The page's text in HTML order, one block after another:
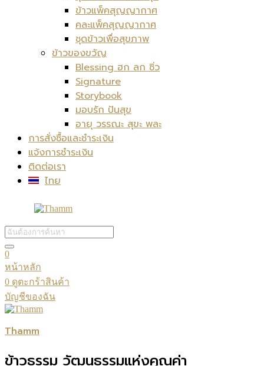
ข้าวแพ็คสุญญากาศ
คละแพ็คสุญญากาศ
ชุดข้าวเพื่อสุขภาพ
ข้าวของขวัญ
Blessing ฮก ลก ซิ่ว
Signature
Storybook
มอบรัก ปันสุข
อายุ วรรณะ สุขะ พละ
การสั่งซื้อและชำระเงิน
แจ้งการชำระเงิน
ติดต่อเรา
ไทย
0
หน้าหลัก
0 ดูตะกร้าสินค้า
บัญชีของฉัน
Thamm
ข้าวธรรม วัฒนธรรมแห่งคุณค่า